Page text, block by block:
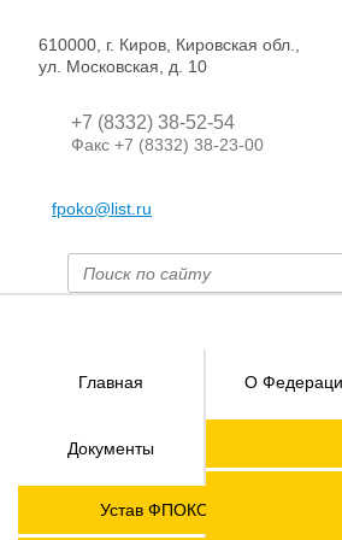
610000, г. Киров, Кировская обл.,
ул. Московская, д. 10
+7 (8332) 38-52-54
Факс +7 (8332) 38-23-00
fpoko@list.ru
Главная О
Документы
Устав ФПОКО с изменениями
Членские